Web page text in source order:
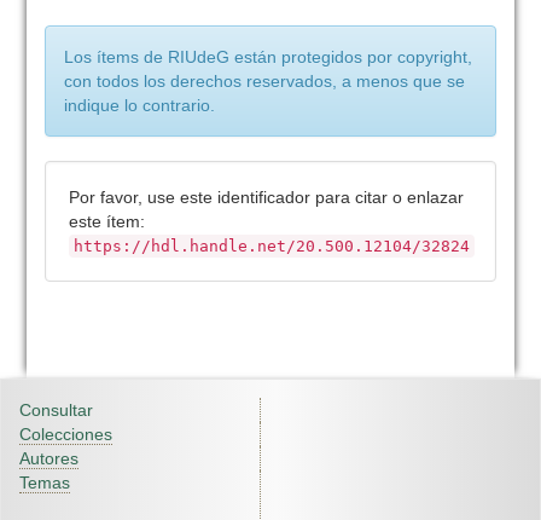
Los ítems de RIUdeG están protegidos por copyright,
con todos los derechos reservados, a menos que se
indique lo contrario.
Por favor, use este identificador para citar o enlazar
este ítem:
https://hdl.handle.net/20.500.12104/32824
Consultar
Colecciones
Autores
Temas